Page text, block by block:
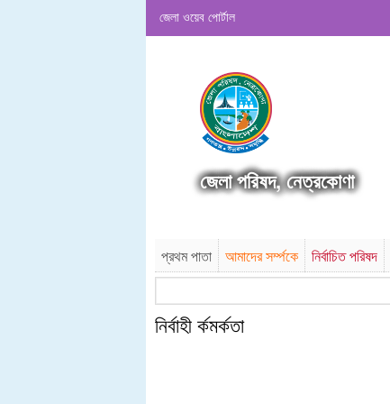
জেলা ওয়েব পোর্টাল
জেলা পরিষদ, নেত্রকোণা
প্রথম পাতা আমাদের সর্ম্পকে নির্বাচিত পরিষদ
নির্বাহী র্কমর্কতা